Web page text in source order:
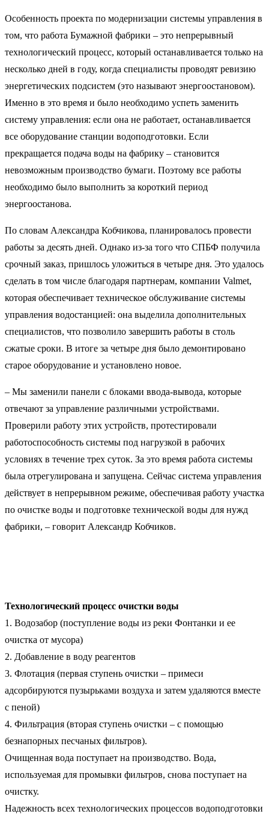
Особенность проекта по модернизации системы управления в
том, что работа Бумажной фабрики – это непрерывный
технологический процесс, который останавливается только на
несколько дней в году, когда специалисты проводят ревизию
энергетических подсистем (это называют энергоостановом).
Именно в это время и было необходимо успеть заменить
систему управления: если она не работает, останавливается
все оборудование станции водоподготовки. Если
прекращается подача воды на фабрику – становится
невозможным производство бумаги. Поэтому все работы
необходимо было выполнить за короткий период
энергоостанова.
По словам Александра Кобчикова, планировалось провести
работы за десять дней. Однако из-за того что СПБФ получила
срочный заказ, пришлось уложиться в четыре дня. Это удалось
сделать в том числе благодаря партнерам, компании Valmet,
которая обеспечивает техническое обслуживание системы
управления водостанцией: она выделила дополнительных
специалистов, что позволило завершить работы в столь
сжатые сроки. В итоге за четыре дня было демонтировано
старое оборудование и установлено новое.
– Мы заменили панели с блоками ввода-вывода, которые
отвечают за управление различными устройствами.
Проверили работу этих устройств, протестировали
работоспособность системы под нагрузкой в рабочих
условиях в течение трех суток. За это время работа системы
была отрегулирована и запущена. Сейчас система управления
действует в непрерывном режиме, обеспечивая работу участка
по очистке воды и подготовке технической воды для нужд
фабрики, – говорит Александр Кобчиков.
Технологический процесс очистки воды
1. Водозабор (поступление воды из реки Фонтанки и ее
очистка от мусора)
2. Добавление в воду реагентов
3. Флотация (первая ступень очистки – примеси
адсорбируются пузырьками воздуха и затем удаляются вместе
с пеной)
4. Фильтрация (вторая ступень очистки – с помощью
безнапорных песчаных фильтров).
Очищенная вода поступает на производство. Вода,
используемая для промывки фильтров, снова поступает на
очистку.
Надежность всех технологических процессов водоподготовки